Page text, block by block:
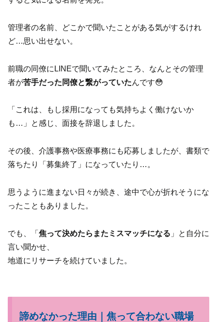
管理者の名前、どこかで聞いたことがある気がするけれ
ど…思い出せない。
前職の同僚にLINEで聞いてみたところ、なんとその管理
者が苦手だった同僚と繋がっていたんです😳
「これは、もし採用になっても気持ちよく働けないか
も…」と感じ、面接を辞退しました。
その後、介護事務や医療事務にも応募しましたが、書類で
落ちたり「募集終了」になっていたり…。
思うように進まない日々が続き、途中で心が折れそうにな
ったこともありました。
でも、「 焦って決めたらまたミスマッチになる 」と自分に
言い聞かせ、
地道にリサーチを続けていました。
諦めなかった理由｜焦って合わない職場